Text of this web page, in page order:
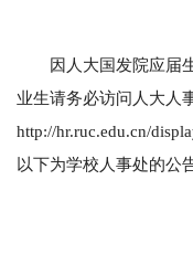
因人大国发院应届
业生请务必访问人大人
http://hr.ruc.edu.cn/
以下为学校人事处的公